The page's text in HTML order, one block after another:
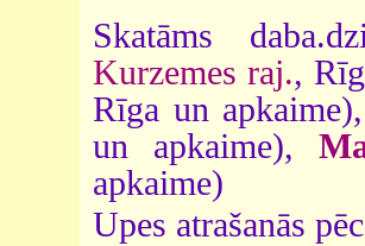
Skatāms
Kurzemes raj.,
Rīga un
un apkaime),
apkaime)
Upes atrašanās